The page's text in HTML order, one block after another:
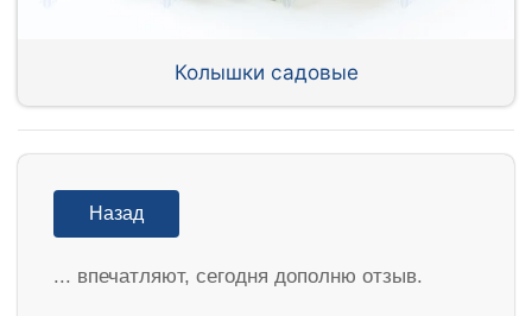
Колышки садовые
Назад
... впечатляют, сегодня дополню отзыв.